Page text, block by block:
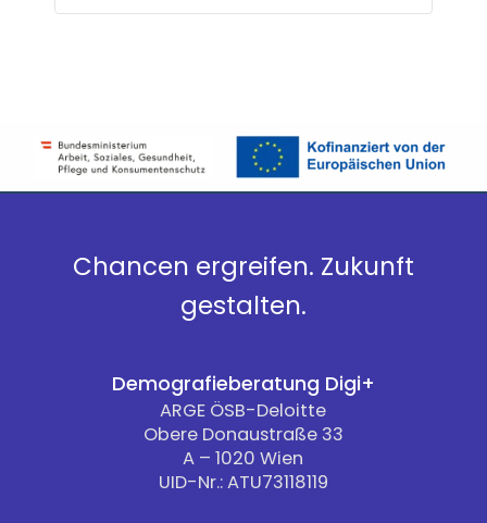
Chancen ergreifen. Zukunft
gestalten.
Demografieberatung Digi+
ARGE ÖSB-Deloitte
Obere Donaustraße 33
A – 1020 Wien
UID-Nr.: ATU73118119